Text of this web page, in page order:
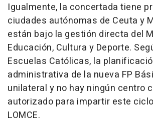
Igualmente, la concertada tiene
ciudades autónomas de Ceuta y
están bajo la gestión directa del
Educación, Cultura y Deporte.
Escuelas Católicas, la
administrativa de la nueva FP
unilateral y no hay ningún centro
autorizado para impartir este
LOMCE.